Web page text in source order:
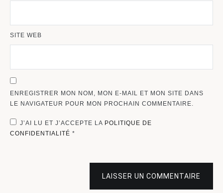
SITE WEB
ENREGISTRER MON NOM, MON E-MAIL ET MON SITE DANS
LE NAVIGATEUR POUR MON PROCHAIN COMMENTAIRE.
J’AI LU ET J’ACCEPTE LA POLITIQUE DE
CONFIDENTIALITÉ *
LAISSER UN COMMENTAIRE